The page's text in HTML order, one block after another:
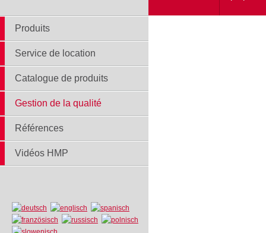
Produits
Service de location
Catalogue de produits
Gestion de la qualité
Références
Vidéos HMP